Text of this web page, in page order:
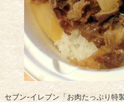
セブン-イレブン「お肉たっぷり